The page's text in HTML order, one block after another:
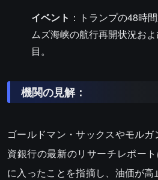
イベント ：トランプの48時
ムズ海峡の航行再開状況お
目。
機関の見解：
ゴールドマン・サックスやモル
資銀行の最新のリサーチレポー
に入ったことを指摘し、油価が